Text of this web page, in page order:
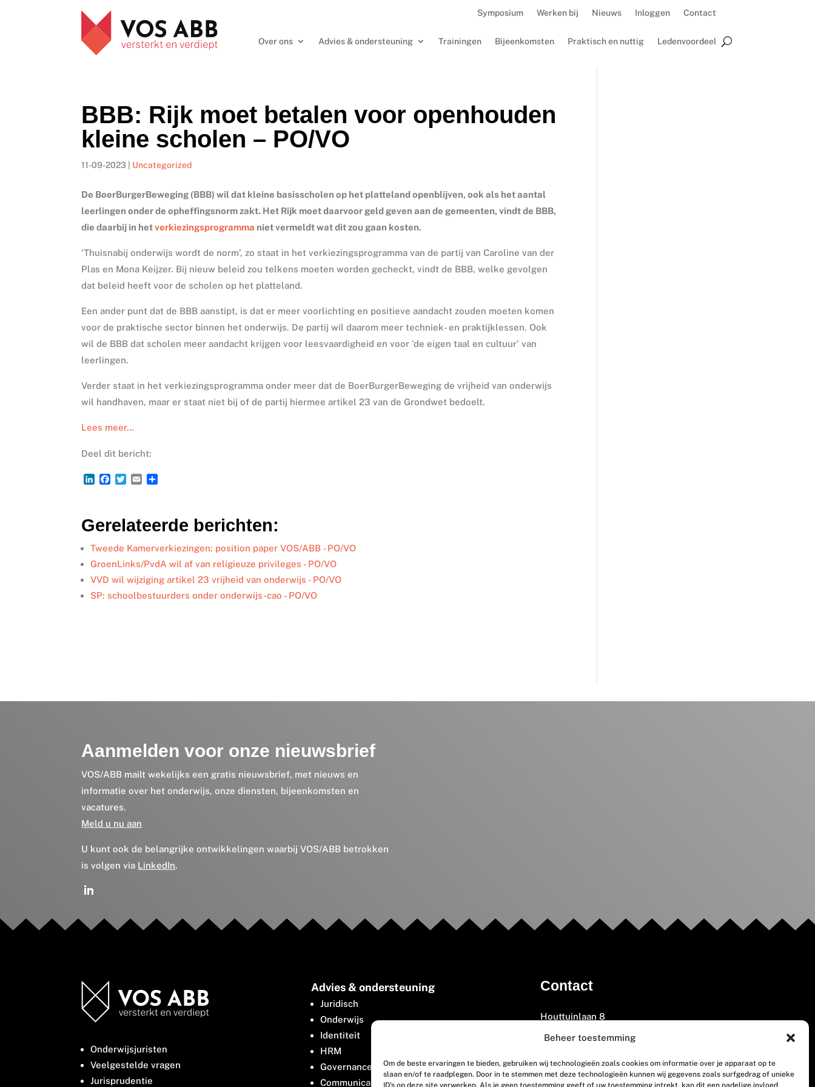
Beheer toestemming
Om de beste ervaringen te bieden, gebruiken wij technologieën zoals cookies om informatie over je apparaat op te
slaan en/of te raadplegen. Door in te stemmen met deze technologieën kunnen wij gegevens zoals surfgedrag of unieke
ID's op deze site verwerken. Als je geen toestemming geeft of uw toestemming intrekt, kan dit een nadelige invloed
Symposium Werken bij Nieuws Inloggen Contact
Over ons Advies & ondersteuning Trainingen Bijeenkomsten Praktisch en nuttig Ledenvoordeel
BBB: Rijk moet betalen voor openhouden
kleine scholen – PO/VO
11-09-2023 Uncategorized
De BoerBurgerBeweging (BBB) wil dat kleine basisscholen op het platteland openblijven, ook als het aantal
leerlingen onder de opheffingsnorm zakt. Het Rijk moet daarvoor geld geven aan de gemeenten, vindt de BBB,
die daarbij in hetverkiezingsprogramma niet vermeldt wat dit zou gaan kosten.
‘Thuisnabij onderwijs wordt de norm’, zo staat in het verkiezingsprogramma van de partij van Caroline van der
Plas en Mona Keijzer. Bij nieuw beleid zou telkens moeten worden gecheckt, vindt de BBB, welke gevolgen
dat beleid heeft voor de scholen op het platteland.
Een ander punt dat de BBB aanstipt, is dat er meer voorlichting en positieve aandacht zouden moeten komen
voor de praktische sector binnen het onderwijs. De partij wil daarom meer techniek- en praktijklessen. Ook
wil de BBB dat scholen meer aandacht krijgen voor leesvaardigheid en voor ‘de eigen taal en cultuur’ van
leerlingen.
Verder staat in het verkiezingsprogramma onder meer dat de BoerBurgerBeweging de vrijheid van onderwijs
wil handhaven, maar er staat niet bij of de partij hiermee artikel 23 van de Grondwet bedoelt.
Lees meer…
Deel dit bericht:
L
e
d
I
n
F
b
o
o
k
T
t
e
r
E
l
n
Gerelateerde berichten:
Tweede Kamerverkiezingen: position paper VOS/ABB - PO/VO
GroenLinks/PvdA wil af van religieuze privileges - PO/VO
VVD wil wijziging artikel 23 vrijheid van onderwijs - PO/VO
SP: schoolbestuurders onder onderwijs-cao - PO/VO
Aanmelden voor onze nieuwsbrief
VOS/ABB mailt wekelijks een gratis nieuwsbrief, met nieuws en
informatie over het onderwijs, onze diensten, bijeenkomsten en
vacatures.
Meld u nu aan
U kunt ook de belangrijke ontwikkelingen waarbij VOS/ABB betrokken
is volgen via LinkedIn.
Onderwijsjuristen
Veelgestelde vragen
Jurisprudentie
Advies & ondersteuning
Juridisch
Onderwijs
Identiteit
HRM
Governance
Communicatie
Contact
Houttuinlaan 8
3447 GM Woerden
(0348) 405 200
welkom@vosabb.nl